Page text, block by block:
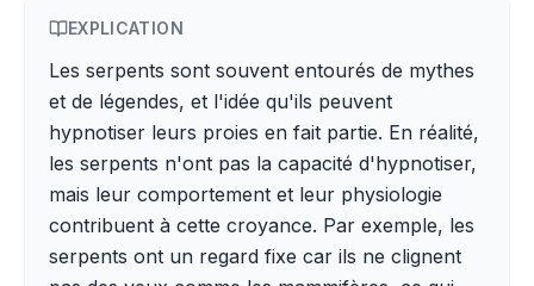
EXPLICATION
Les serpents sont souvent entourés de mythes
et de légendes, et l'idée qu'ils peuvent
hypnotiser leurs proies en fait partie. En réalité,
les serpents n'ont pas la capacité d'hypnotiser,
mais leur comportement et leur physiologie
contribuent à cette croyance. Par exemple, les
serpents ont un regard fixe car ils ne clignent